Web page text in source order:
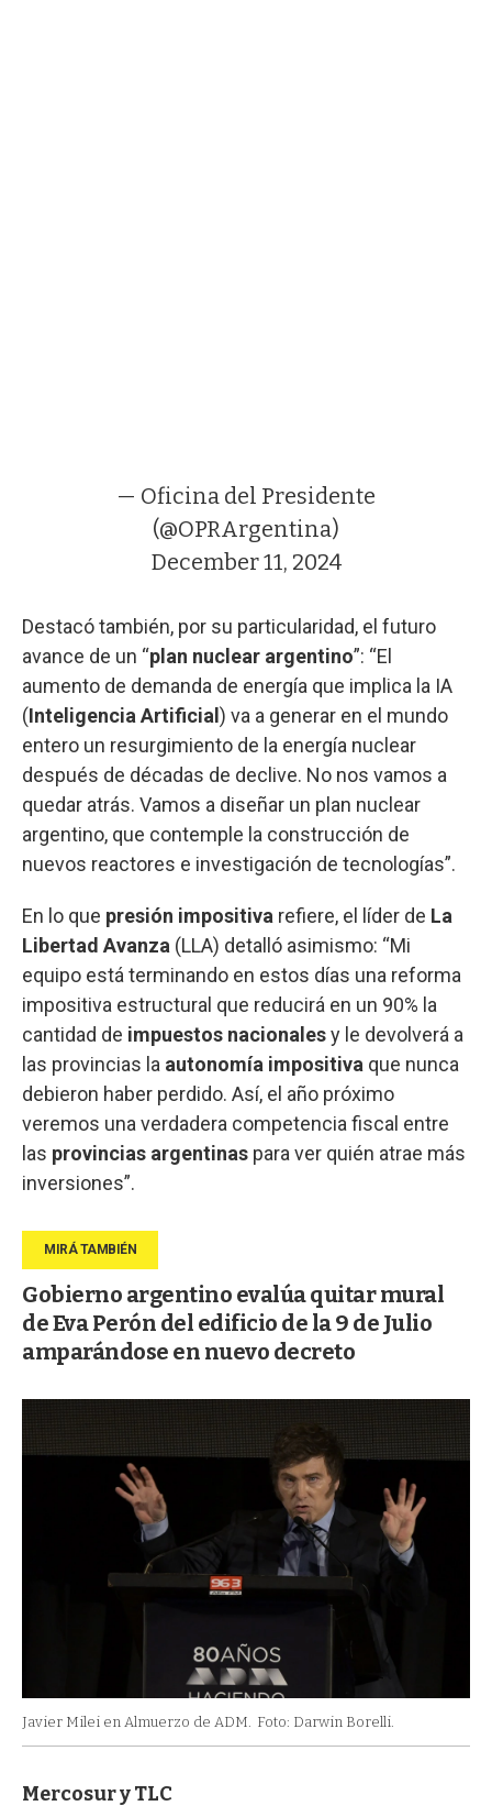
— Oficina del Presidente
(@OPRArgentina)
December 11, 2024
Destacó también, por su particularidad, el futuro
avance de un “plan nuclear argentino”: “El
aumento de demanda de energía que implica la IA
(Inteligencia Artificial ) va a generar en el mundo
entero un resurgimiento de la energía nuclear
después de décadas de declive. No nos vamos a
quedar atrás. Vamos a diseñar un plan nuclear
argentino, que contemple la construcción de
nuevos reactores e investigación de tecnologías”.
En lo que presión impositiva refiere, el líder de La
Libertad Avanza (LLA) detalló asimismo: “Mi
equipo está terminando en estos días una reforma
impositiva estructural que reducirá en un 90% la
cantidad de impuestos nacionalesy le devolverá a
las provincias la autonomía impositiva que nunca
debieron haber perdido. Así, el año próximo
veremos una verdadera competencia fiscal entre
las provincias argentinas para ver quién atrae más
inversiones”.
Gobierno argentino evalúa quitar mural
de Eva Perón del edificio de la 9 de Julio
amparándose en nuevo decreto
Javier Milei en Almuerzo de ADM. Foto: Darwin Borelli.
Mercosur y TLC